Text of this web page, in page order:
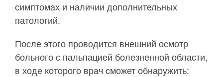
симптомах и наличии дополнительных
патологий.
После этого проводится внешний осмотр
больного с пальпацией болезненной области,
в ходе которого врач сможет обнаружить: